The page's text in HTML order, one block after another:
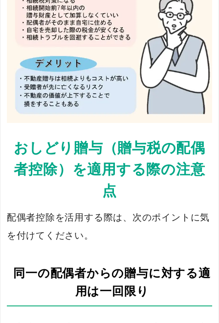
おしどり贈与（贈与税の配偶
者控除）を適用する際の注意
点
配偶者控除を活用する際は、次のポイントに気
を付けてください。
同一の配偶者からの贈与に対する適
用は一回限り